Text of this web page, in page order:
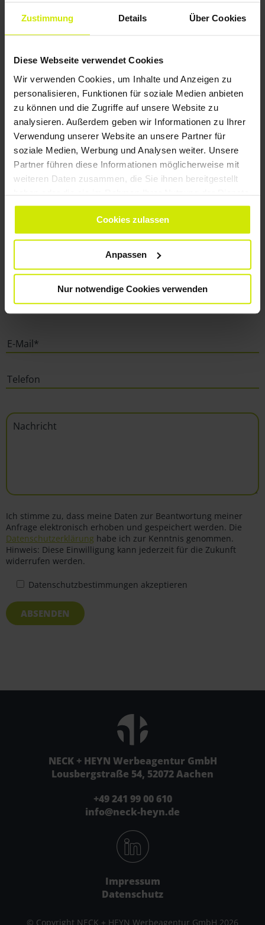
Zustimmung Details Über Cookies
Diese Webseite verwendet Cookies
Wir verwenden Cookies, um Inhalte und Anzeigen zu
personalisieren, Funktionen für soziale Medien anbieten
zu können und die Zugriffe auf unsere Website zu
analysieren. Außerdem geben wir Informationen zu Ihrer
Verwendung unserer Website an unsere Partner für
soziale Medien, Werbung und Analysen weiter. Unsere
Partner führen diese Informationen möglicherweise mit
weiteren Daten zusammen, die Sie ihnen bereitgestellt
haben oder die sie im Rahmen Ihrer Nutzung der Dienste
gesammelt haben.
Cookies zulassen
Anpassen
Nur notwendige Cookies verwenden
+49 241 99 00 610
NECK + HEYN WERBEAGENTUR GmbH
WIR LESEN GERNE
VON IHNEN
Ich stimme zu, dass meine Daten zur Beantwortung meiner
Anfrage elektronisch erhoben und gespeichert werden. Die
Datenschutzerklärung habe ich zur Kenntnis genommen.
Hinweis: Diese Einwilligung kann jederzeit für die Zukunft
widerrufen werden.
Datenschutzbestimmungen akzeptieren
ABSENDEN
NECK + HEYN Werbeagentur GmbH
Lousbergstraße 54, 52072 Aachen
+49 241 99 00 610
info@neck-heyn.de
Impressum
Datenschutz
© Copyright NECK + HEYN Werbeagentur GmbH 2026